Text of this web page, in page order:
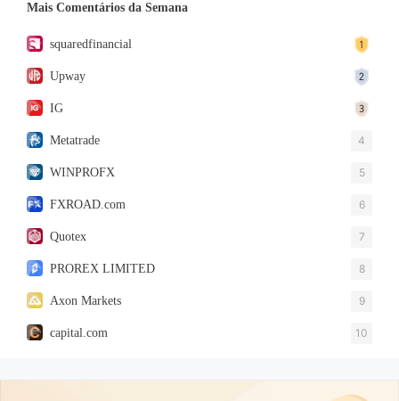
Mais Comentários da Semana
squaredfinancial
Upway
IG
Metatrade 4
WINPROFX 5
FXROAD.com 6
Quotex 7
PROREX LIMITED 8
Axon Markets 9
capital.com 10